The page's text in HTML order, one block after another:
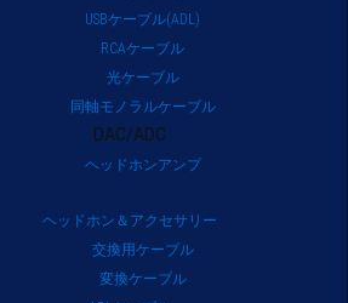
USBケーブル(ADL)
RCAケーブル
光ケーブル
同軸モノラルケーブル
DAC/ADC
ヘッドホンアンプ
ヘッドホン＆アクセサリー
交換用ケーブル
変換ケーブル